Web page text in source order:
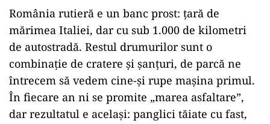
România rutieră e un banc prost: țară de
mărimea Italiei, dar cu sub 1.000 de kilometri
de autostradă. Restul drumurilor sunt o
combinație de cratere și șanțuri, de parcă ne
întrecem să vedem cine-și rupe mașina primul.
În fiecare an ni se promite „marea asfaltare”,
dar rezultatul e același: panglici tăiate cu fast,